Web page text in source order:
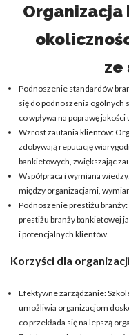
ze
Podnoszenie standardów
się do podnoszenia ogólnych
co wpływa na poprawę jakości
Wzrost zaufania klientów:
zdobywają reputację
bankietowych, zwiększając
Współpraca i wymiana
między organizacjami,
Podnoszenie prestiżu
prestiżu branży bankietowej
i potencjalnych klientów.
Korzyści dla
Efektywne zarządzanie:
umożliwia organizacjom
co przekłada się na lepszą